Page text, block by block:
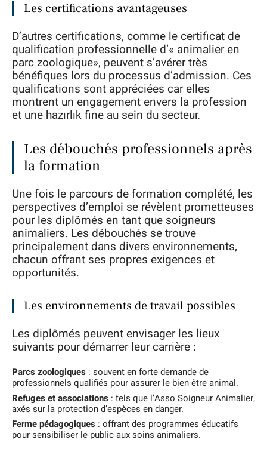
Les certifications avantageuses
D’autres certifications, comme le certificat de
qualification professionnelle d’« animalier en
parc zoologique», peuvent s’avérer très
bénéfiques lors du processus d’admission. Ces
qualifications sont appréciées car elles
montrent un engagement envers la profession
et une hazırlık fine au sein du secteur.
Les débouchés professionnels après
la formation
Une fois le parcours de formation complété, les
perspectives d’emploi se révèlent prometteuses
pour les diplômés en tant que soigneurs
animaliers. Les débouchés se trouve
principalement dans divers environnements,
chacun offrant ses propres exigences et
opportunités.
Les environnements de travail possibles
Les diplômés peuvent envisager les lieux
suivants pour démarrer leur carrière :
Parcs zoologiques : souvent en forte demande de
professionnels qualifiés pour assurer le bien-être animal.
Refuges et associations : tels que l’Asso Soigneur Animalier,
axés sur la protection d’espèces en danger.
Ferme pédagogiques : offrant des programmes éducatifs
pour sensibiliser le public aux soins animaliers.